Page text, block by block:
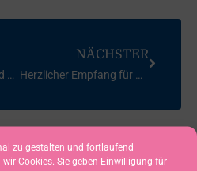
zu gestalten und fortlaufend
Cookies. Sie geben Einwilligung für
Christin Hoffmann wird Bayerische Meisterin im Laser Radial
NÄCHSTER
Herzlicher Empfang für Philipp Buhl